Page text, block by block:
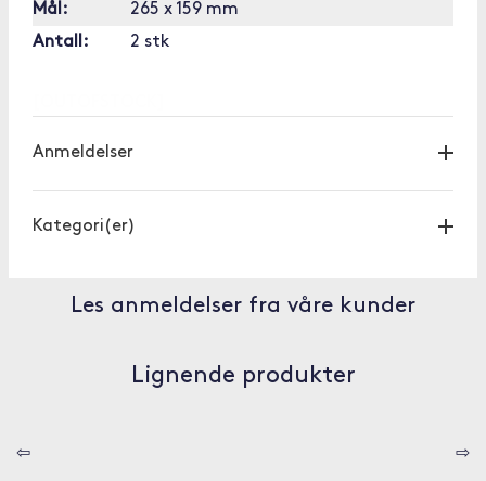
Mål:
265 x 159 mm
Antall:
2 stk
Anmeldelser
Kategori(er)
Les anmeldelser fra våre kunder
Lignende produkter
⇦ ⇨